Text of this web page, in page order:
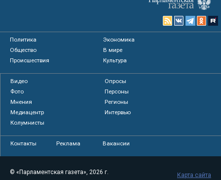
Политика
Экономика
Общество
В мире
Происшествия
Культура
Видео
Опросы
Фото
Персоны
Мнения
Регионы
Медиацентр
Интервью
Колумнисты
Контакты Реклама Вакансии
© «Парламентская газета», 2026 г.
Карта сайта